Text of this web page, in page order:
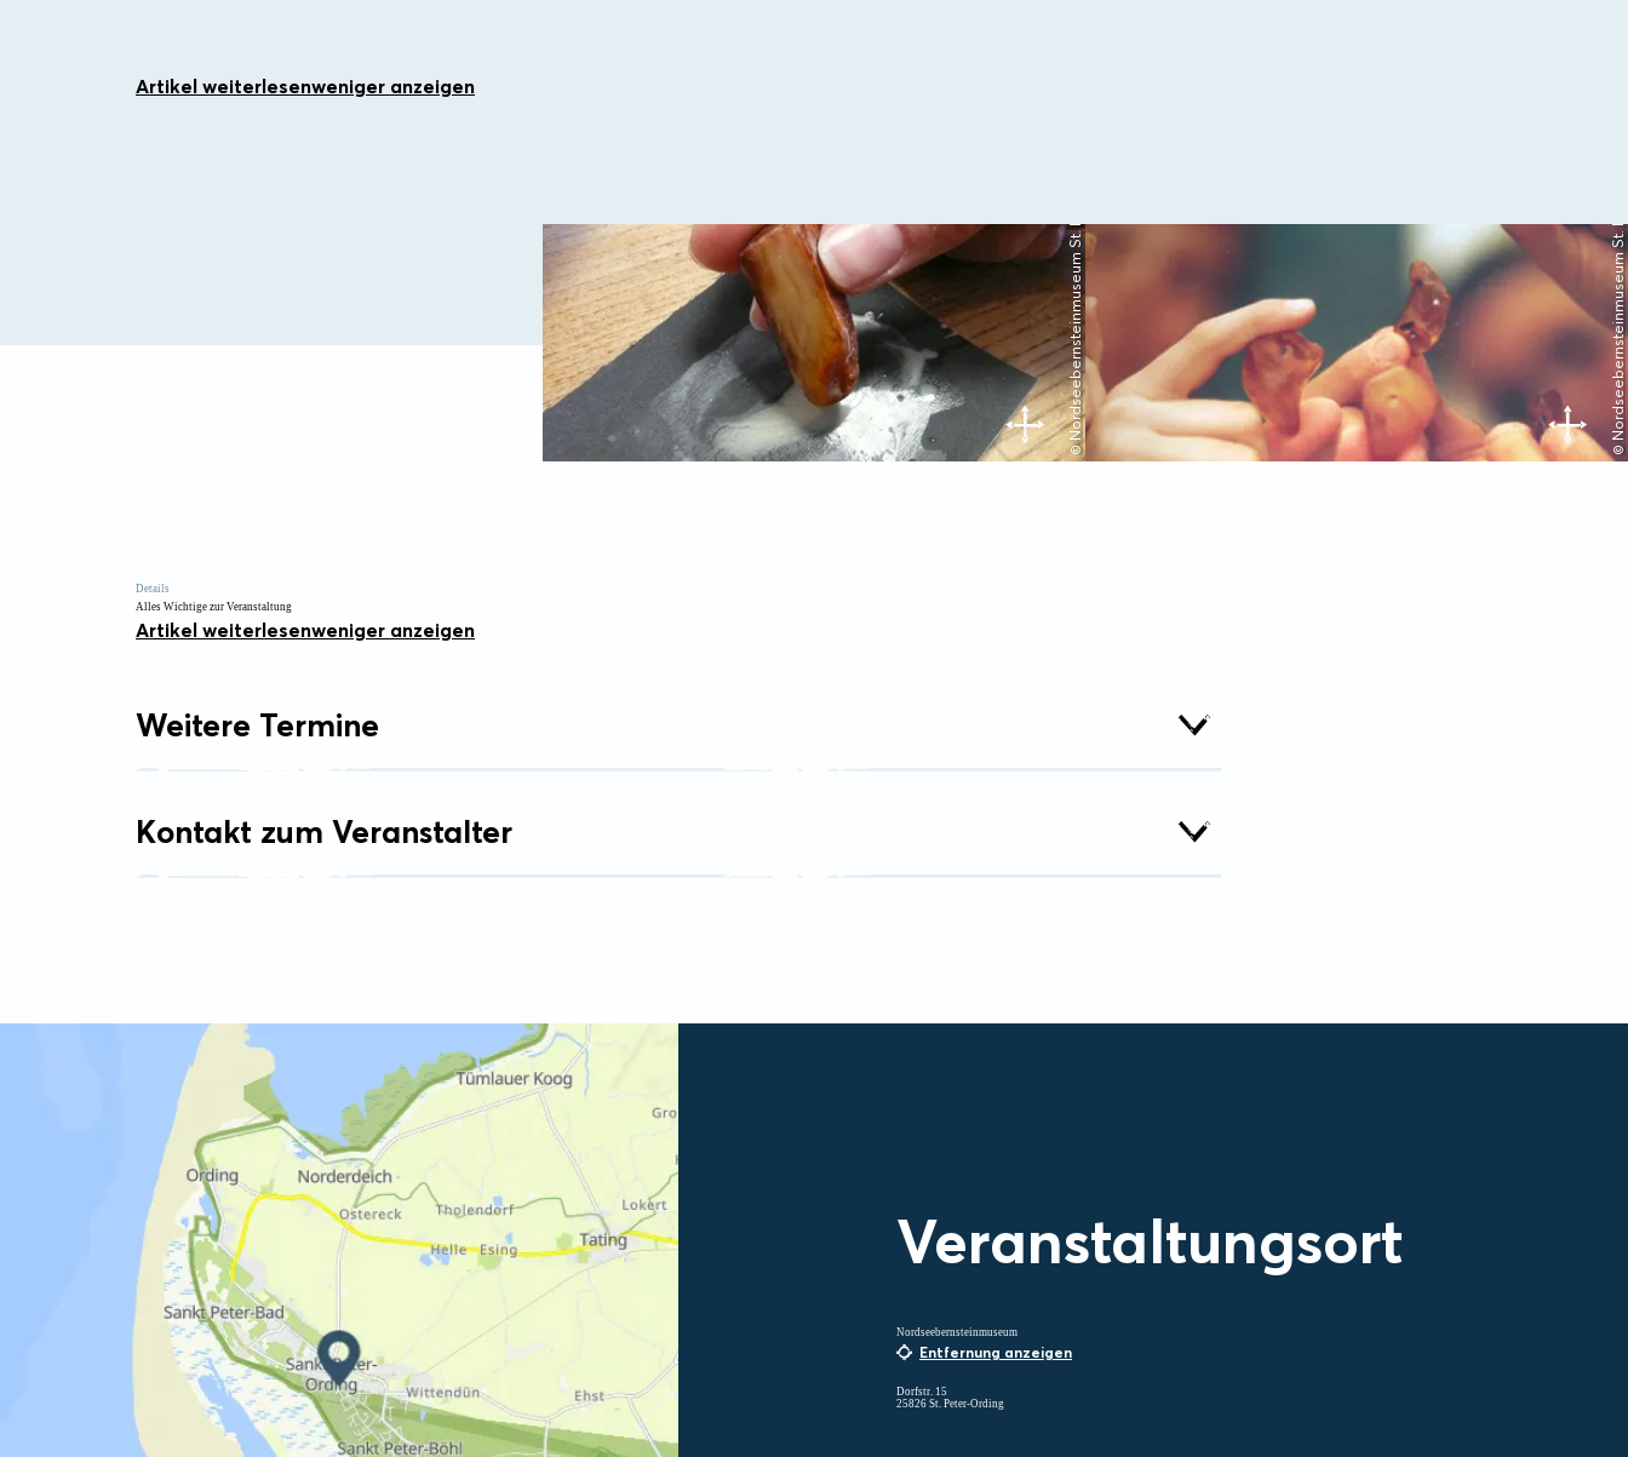
Artikel weiterlesenweniger anzeigen
© Nordseebernsteinmuseum St. Peter-Ording © Nordseebernsteinmuseum St. Peter-Ording
Details
Alles Wichtige zur Veranstaltung
Artikel weiterlesenweniger anzeigen
Weitere Termine
Kontakt zum Veranstalter
Veranstaltungsort
Nordseebernsteinmuseum
Entfernung anzeigen
Dorfstr. 15
25826 St. Peter-Ording